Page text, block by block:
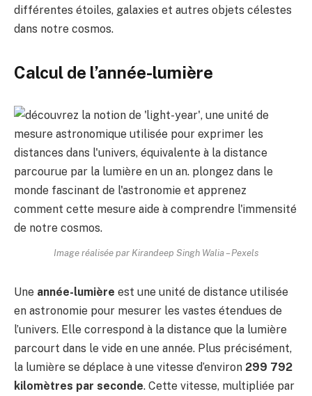
différentes étoiles, galaxies et autres objets célestes
dans notre cosmos.
Calcul de l’année-lumière
Image réalisée par Kirandeep Singh Walia – Pexels
Une année-lumière est une unité de distance utilisée
en astronomie pour mesurer les vastes étendues de
l’univers. Elle correspond à la distance que la lumière
parcourt dans le vide en une année. Plus précisément,
la lumière se déplace à une vitesse d’environ 299 792
kilomètres par seconde. Cette vitesse, multipliée par